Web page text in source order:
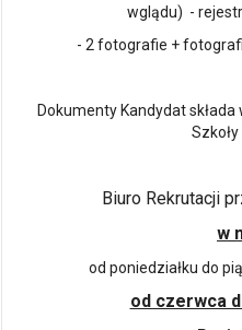
wglądu) -
- 2 fotografie +
Dokumenty Kandydat składa
Biuro Rekrutacji
w
od poniedziałku do
od czerwca